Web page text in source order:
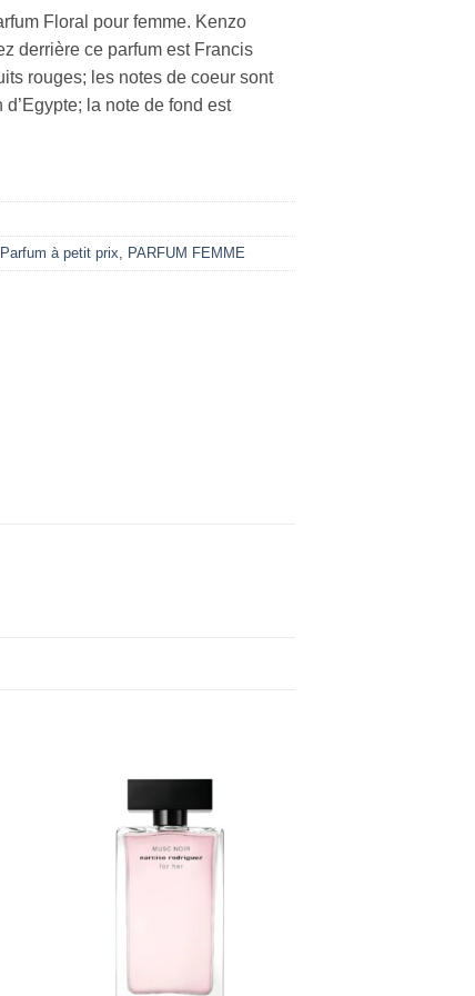
Floral pour femme. Kenzo
derrière ce parfum est Francis
rouges; les notes de coeur sont
la note de fond est
Parfum à petit prix, PARFUM FEMME